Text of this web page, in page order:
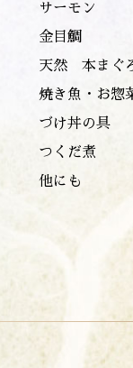
サーモン
金目鯛
天然 本まぐ
焼き魚・お惣
づけ丼の具
つくだ煮
他にも